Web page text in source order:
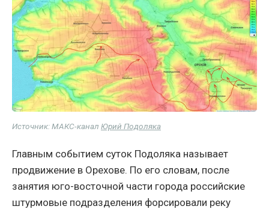
Источник: МАКС-канал Юрий Подоляка
Главным событием суток Подоляка называет
продвижение в Орехове. По его словам, после
занятия юго-восточной части города российские
штурмовые подразделения форсировали реку